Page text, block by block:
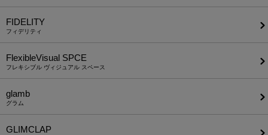
FIDELITY
フィデリティ
FlexibleVisual SPCE
フレキシブル ヴィジュアル スペース
glamb
グラム
GLIMCLAP